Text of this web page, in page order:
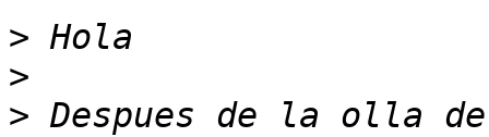
>
>
> Despues de la olla